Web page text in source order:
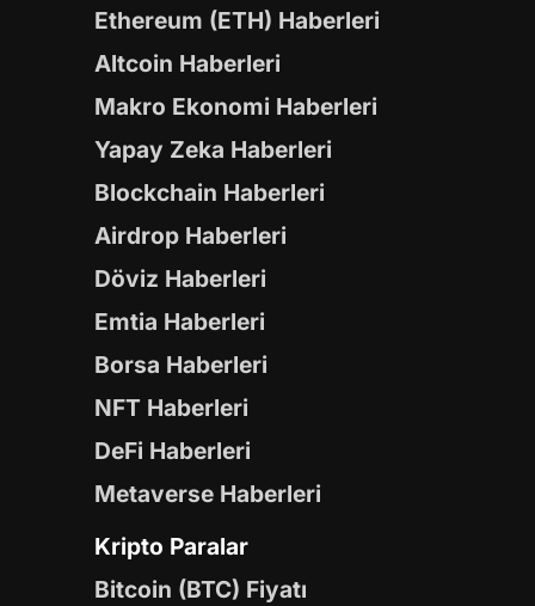
Ethereum (ETH) Haberleri
Altcoin Haberleri
Makro Ekonomi Haberleri
Yapay Zeka Haberleri
Blockchain Haberleri
Airdrop Haberleri
Döviz Haberleri
Emtia Haberleri
Borsa Haberleri
NFT Haberleri
DeFi Haberleri
Metaverse Haberleri
Kripto Paralar
Bitcoin (BTC) Fiyatı